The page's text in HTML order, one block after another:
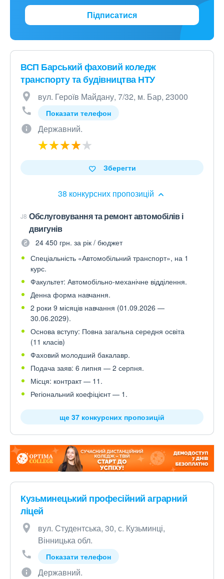
Підписатися
ВСП Барський фаховий коледж
транспорту та будівництва НТУ
вул. Героїв Майдану, 7/32, м. Бар, 23000
Показати телефон
Державний.
38 конкурсних пропозицій
Зберегти
J8 Обслуговування та ремонт автомобілів і
двигунів
24 450 грн. за рік / бюджет
Спеціальність «Автомобільний транспорт», на 1
курс.
Факультет: Автомобільно-механічне відділення.
Денна форма навчання.
2 роки 9 місяців навчання (01.09.2026 —
30.06.2029).
Основа вступу: Повна загальна середня освіта
(11 класів)
Фаховий молодший бакалавр.
Подача заяв: 6 липня — 2 серпня.
Місця: контракт — 11.
Регіональний коефіцієнт — 1.
ще 37 конкурсних пропозицій
Кузьминецький професійний аграрний
ліцей
вул. Студентська, 30, с. Кузьминці,
Вінницька обл.
Показати телефон
Державний.